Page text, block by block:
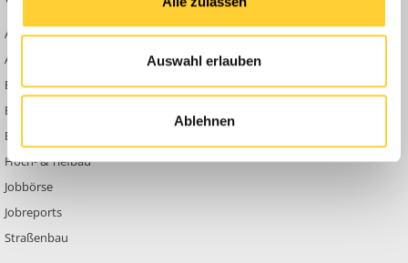
Auswahl erlauben
Ablehnen
Abbruch
Ausbildung & Beruf
Bau Allgemein
Baumaschinen
Berg- & Tagebau
Hoch- & Tiefbau
Jobbörse
Jobreports
Straßenbau
Werben auf
Bauforum24
Datenschutzerklärung